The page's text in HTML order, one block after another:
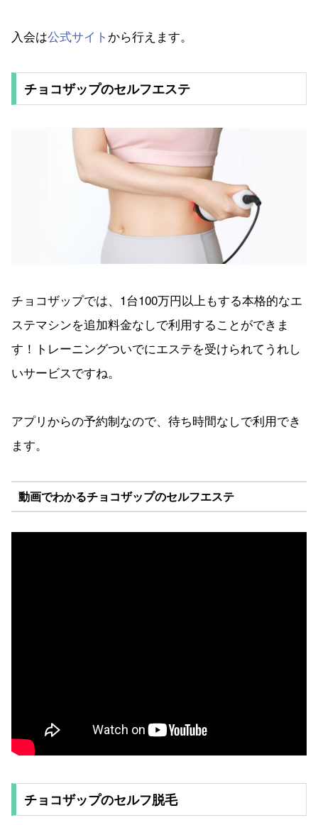
入会は公式サイト から行えます。
チョコザップのセルフエステ
チョコザップでは、1台100万円以上もする本格的なエ
ステマシンを追加料金なしで利用することができま
す！トレーニングついでにエステを受けられてうれし
いサービスですね。
アプリからの予約制なので、待ち時間なしで利用でき
ます。
動画でわかるチョコザップのセルフエステ
チョコザップのセルフ脱毛